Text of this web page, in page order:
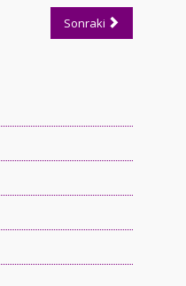
Sonraki